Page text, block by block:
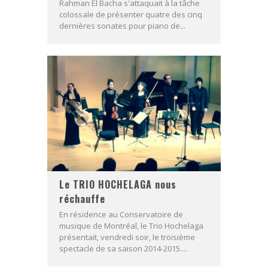
Rahman El Bacha s'attaquait à la tâche
colossale de présenter quatre des cinq
dernières sonates pour piano de...
Le TRIO HOCHELAGA nous
réchauffe
En résidence au Conservatoire de
musique de Montréal, le Trio Hochelaga
présentait, vendredi soir, le troisième
spectacle de sa saison 2014-2015....